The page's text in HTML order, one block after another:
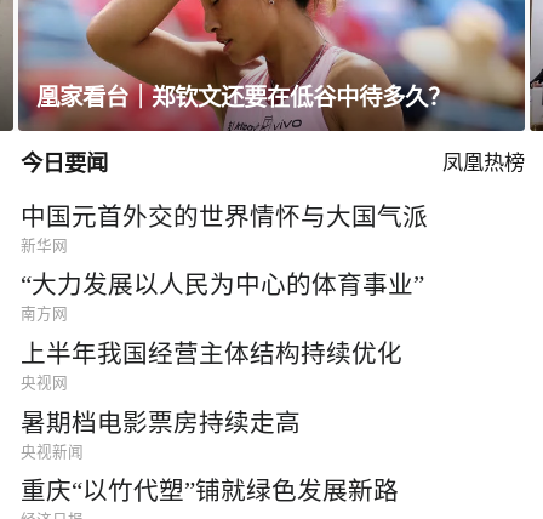
凰家看台｜郑钦文还要在低谷中待多久？
今日要闻 凤凰热榜
中国元首外交的世界情怀与大国气派
新华网
“大力发展以人民为中心的体育事业”
南方网
上半年我国经营主体结构持续优化
央视网
暑期档电影票房持续走高
央视新闻
重庆“以竹代塑”铺就绿色发展新路